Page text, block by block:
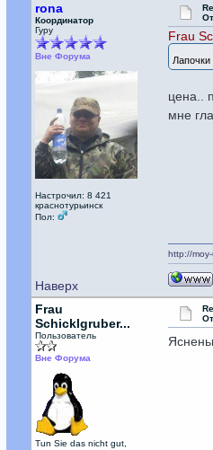
rona
Координатор
Гуру
Вне Форума
Настрочил: 8 421
краснотурьинск
Пол:
Frau
цена..
мне
Наверх
http://
Frau
Schicklgruber...
Пользователь
Вне Форума
Tun Sie das nicht gut,